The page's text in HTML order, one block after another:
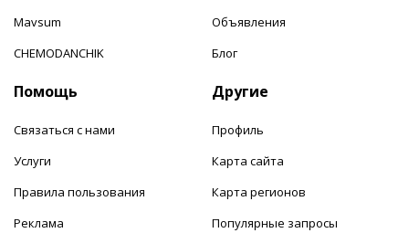
Mavsum
CHEMODANCHIK
Объявления
Блог
Помощь
Связаться с нами
Услуги
Правила пользования
Реклама
Другие
Профиль
Карта сайта
Карта регионов
Популярные запросы